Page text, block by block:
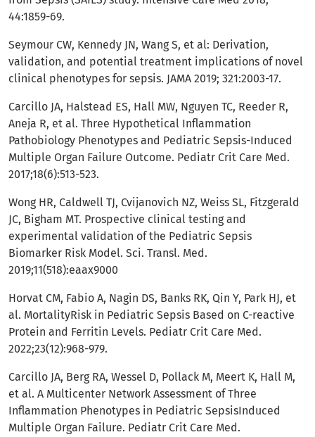
44:1859-69.
Seymour CW, Kennedy JN, Wang S, et al: Derivation,
validation, and potential treatment implications of novel
clinical phenotypes for sepsis. JAMA 2019; 321:2003-17.
Carcillo JA, Halstead ES, Hall MW, Nguyen TC, Reeder R,
Aneja R, et al. Three Hypothetical Inflammation
Pathobiology Phenotypes and Pediatric Sepsis-Induced
Multiple Organ Failure Outcome. Pediatr Crit Care Med.
2017;18(6):513-523.
Wong HR, Caldwell TJ, Cvijanovich NZ, Weiss SL, Fitzgerald
JC, Bigham MT. Prospective clinical testing and
experimental validation of the Pediatric Sepsis
Biomarker Risk Model. Sci. Transl. Med.
2019;11(518):eaax9000
Horvat CM, Fabio A, Nagin DS, Banks RK, Qin Y, Park HJ, et
al. MortalityRisk in Pediatric Sepsis Based on C-reactive
Protein and Ferritin Levels. Pediatr Crit Care Med.
2022;23(12):968-979.
Carcillo JA, Berg RA, Wessel D, Pollack M, Meert K, Hall M,
et al. A Multicenter Network Assessment of Three
Inflammation Phenotypes in Pediatric SepsisInduced
Multiple Organ Failure. Pediatr Crit Care Med.